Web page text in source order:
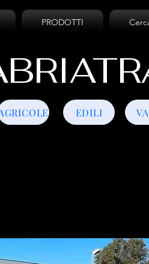
PRODOTTI
EDILI